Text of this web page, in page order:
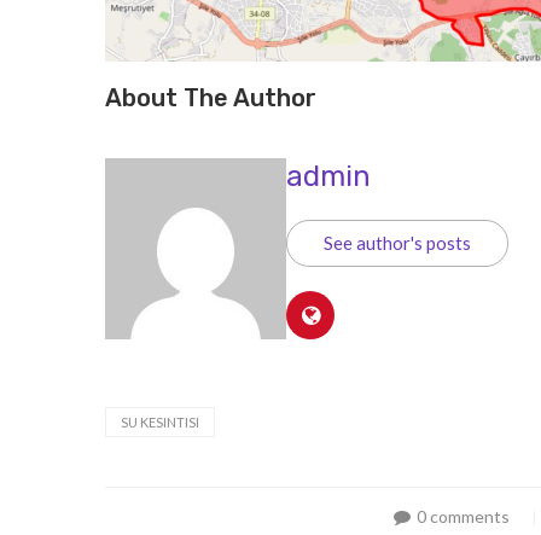
About The Author
admin
See author's posts
SU KESINTISI
0 comments